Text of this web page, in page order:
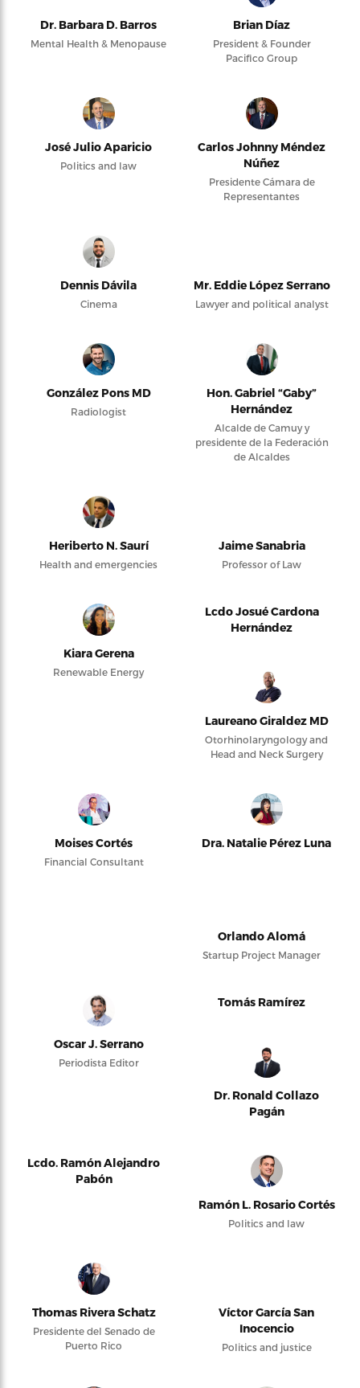
Dr. Barbara D. Barros
Mental Health & Menopause
Brian Díaz
President & Founder
Pacifico Group
José Julio Aparicio
Politics and law
Carlos Johnny Méndez
Núñez
Presidente Cámara de
Representantes
Dennis Dávila
Cinema
Mr. Eddie López Serrano
Lawyer and political analyst
González Pons MD
Radiologist
Hon. Gabriel “Gaby”
Hernández
Alcalde de Camuy y
presidente de la Federación
de Alcaldes
Heriberto N. Saurí
Health and emergencies
Jaime Sanabria
Professor of Law
Kiara Gerena
Renewable Energy
Lcdo Josué Cardona
Hernández
Laureano Giraldez MD
Otorhinolaryngology and
Head and Neck Surgery
Moises Cortés
Financial Consultant
Dra. Natalie Pérez Luna
Orlando Alomá
Startup Project Manager
Oscar J. Serrano
Periodista Editor
Tomás Ramírez
Dr. Ronald Collazo
Pagán
Lcdo. Ramón Alejandro
Pabón
Ramón L. Rosario Cortés
Politics and law
Thomas Rivera Schatz
Presidente del Senado de
Puerto Rico
Víctor García San
Inocencio
Politics and justice